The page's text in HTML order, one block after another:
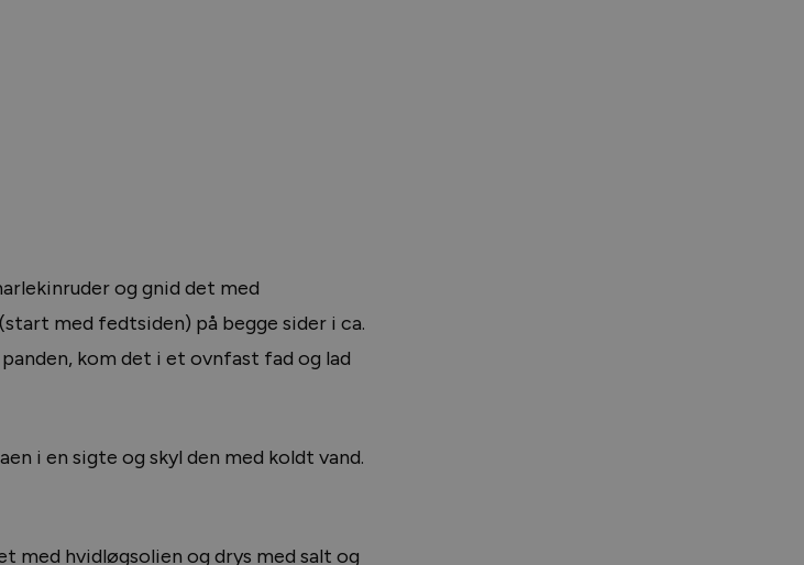
og gnid det med
med fedtsiden) på begge sider i ca.
kom det i et ovnfast fad og lad
i en sigte og skyl den med koldt vand.
med hvidløgsolien og drys med salt og